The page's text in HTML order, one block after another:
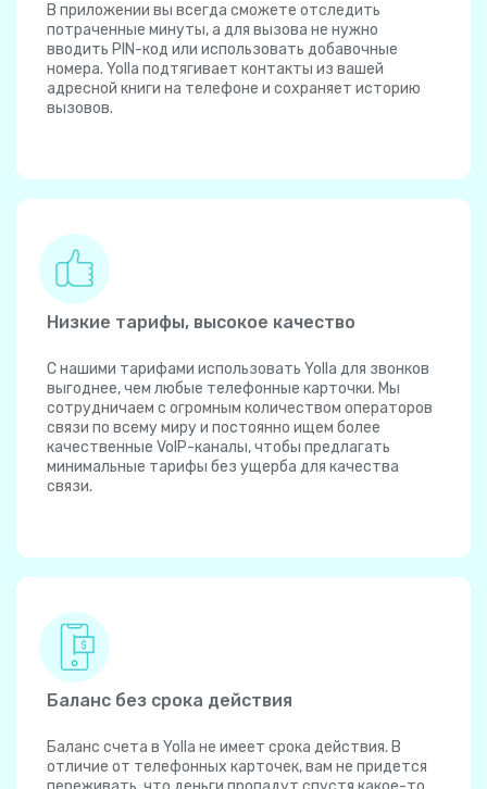
В приложении вы всегда сможете отследить
потраченные минуты, а для вызова не нужно
вводить PIN-код или использовать добавочные
номера. Yolla подтягивает контакты из вашей
адресной книги на телефоне и сохраняет историю
вызовов.
Низкие тарифы, высокое качество
С нашими тарифами использовать Yolla для звонков
выгоднее, чем любые телефонные карточки. Мы
сотрудничаем с огромным количеством операторов
связи по всему миру и постоянно ищем более
качественные VoIP-каналы, чтобы предлагать
минимальные тарифы без ущерба для качества
связи.
Баланс без срока действия
Баланс счета в Yolla не имеет срока действия. В
отличие от телефонных карточек, вам не придется